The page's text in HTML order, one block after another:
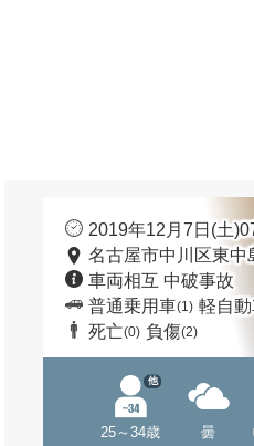
2019年12月7日(土
名古屋市中川区東中
車両相互 中破事故
普通乗用車(1) 軽自
死亡(0) 負傷(2)
25～34歳
他
曇